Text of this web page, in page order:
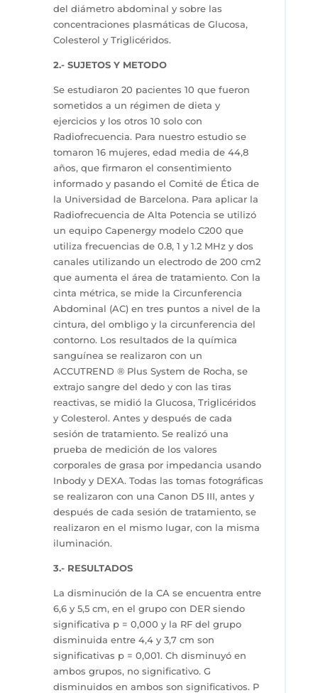
del diámetro abdominal y sobre las
concentraciones plasmáticas de Glucosa,
Colesterol y Triglicéridos.
2.- SUJETOS Y METODO
Se estudiaron 20 pacientes 10 que fueron
sometidos a un régimen de dieta y
ejercicios y los otros 10 solo con
Radiofrecuencia. Para nuestro estudio se
tomaron 16 mujeres, edad media de 44,8
años, que firmaron el consentimiento
informado y pasando el Comité de Ética de
la Universidad de Barcelona. Para aplicar la
Radiofrecuencia de Alta Potencia se utilizó
un equipo Capenergy modelo C200 que
utiliza frecuencias de 0.8, 1 y 1.2 MHz y dos
canales utilizando un electrodo de 200 cm2
que aumenta el área de tratamiento. Con la
cinta métrica, se mide la Circunferencia
Abdominal (AC) en tres puntos a nivel de la
cintura, del ombligo y la circunferencia del
contorno. Los resultados de la química
sanguínea se realizaron con un
ACCUTREND ® Plus System de Rocha, se
extrajo sangre del dedo y con las tiras
reactivas, se midió la Glucosa, Triglicéridos
y Colesterol. Antes y después de cada
sesión de tratamiento. Se realizó una
prueba de medición de los valores
corporales de grasa por impedancia usando
Inbody y DEXA. Todas las tomas fotográficas
se realizaron con una Canon D5 III, antes y
después de cada sesión de tratamiento, se
realizaron en el mismo lugar, con la misma
iluminación.
3.- RESULTADOS
La disminución de la CA se encuentra entre
6,6 y 5,5 cm, en el grupo con DER siendo
significativa p = 0,000 y la RF del grupo
disminuida entre 4,4 y 3,7 cm son
significativas p = 0,001. Ch disminuyó en
ambos grupos, no significativo. G
disminuidos en ambos son significativos. P